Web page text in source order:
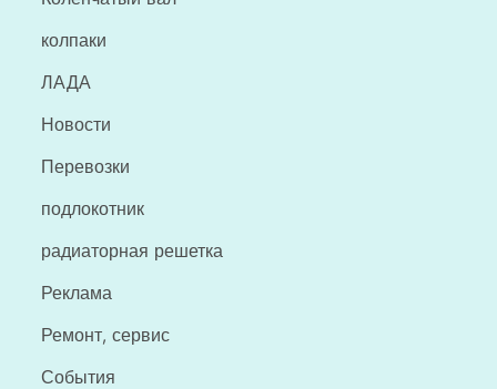
колпаки
ЛАДА
Новости
Перевозки
подлокотник
радиаторная решетка
Реклама
Ремонт, сервис
События